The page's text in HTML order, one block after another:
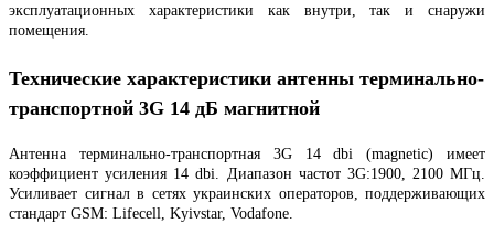
эксплуатационных характеристики как внутри, так и снаружи
помещения.
Технические характеристики антенны терминально-
транспортной 3G 14 дБ магнитной
Антенна терминально-транспортная 3G 14 dbi (magnetic) имеет
коэффициент усиления 14 dbi. Диапазон частот 3G:1900, 2100 МГц.
Усиливает сигнал в сетях украинских операторов, поддерживающих
стандарт GSM: Lifecell, Kyivstar, Vodafone.